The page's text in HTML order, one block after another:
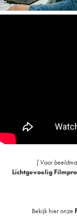
[ Voor
Lichtgevoelig
Bekijk hier onze